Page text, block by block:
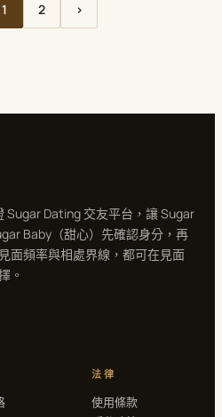
1 2 ›
Sugar Dating 交友平台，讓 Sugar
Baby（甜心）先確認身分，再
面頻率與相處界線，都可在見面
。
法律
使用條款